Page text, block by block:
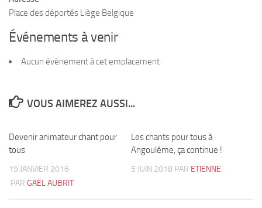
Place des déportés Liège Belgique
Événements à venir
Aucun évènement à cet emplacement
VOUS AIMEREZ AUSSI...
Devenir animateur chant pour
tous
19 JANVIER 2016
PAR GAËL AUBRIT
Les chants pour tous à
Angoulême, ça continue !
5 JUIN 2018 PAR ETIENNE